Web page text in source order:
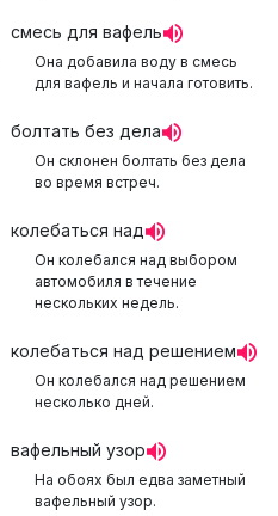
смесь для вафель
Она добавила воду в смесь
для вафель и начала готовить.
болтать без дела
Он склонен болтать без дела
во время встреч.
колебаться над
Он колебался над выбором
автомобиля в течение
нескольких недель.
колебаться над решением
Он колебался над решением
несколько дней.
вафельный узор
На обоях был едва заметный
вафельный узор.